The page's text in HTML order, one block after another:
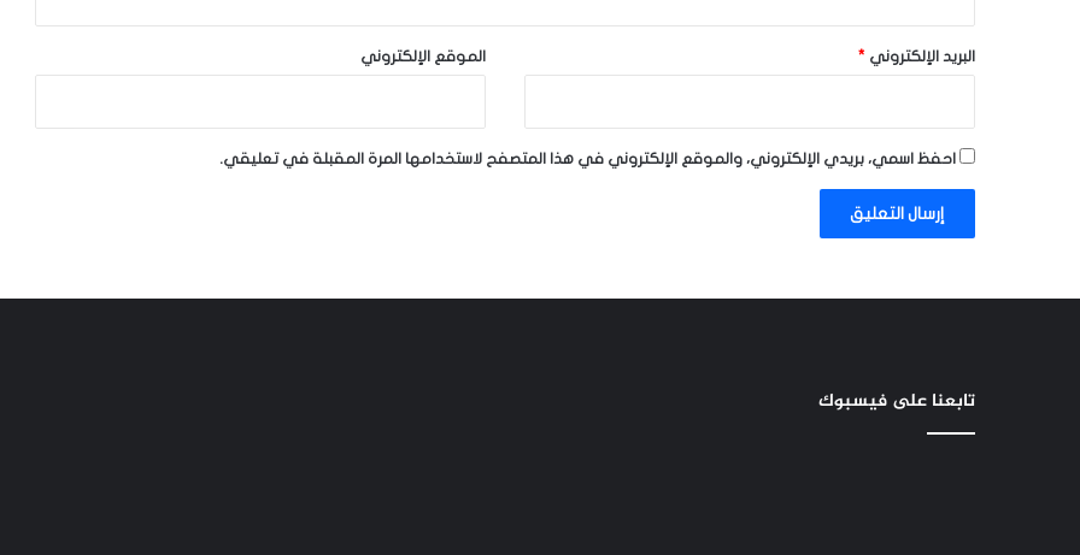
البريد الإلكتروني * الموقع الإلكتروني
احفظ اسمي، بريدي الإلكتروني، والموقع الإلكتروني في هذا المتصفح لاستخدامها المرة المقبلة في تعليقي.
تابعنا على فيسبوك